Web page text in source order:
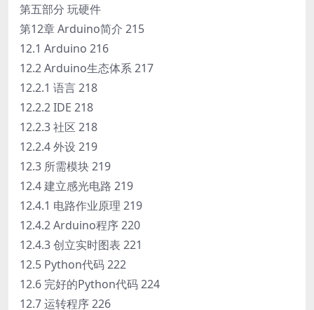
第五部分 玩硬件
第12章 Arduino简介 215
12.1 Arduino 216
12.2 Arduino生态体系 217
12.2.1 语言 218
12.2.2 IDE 218
12.2.3 社区 218
12.2.4 外设 219
12.3 所需模块 219
12.4 建立感光电路 219
12.4.1 电路作业原理 219
12.4.2 Arduino程序 220
12.4.3 创立实时图表 221
12.5 Python代码 222
12.6 完好的Python代码 224
12.7 运转程序 226